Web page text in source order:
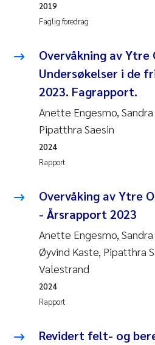
Sigrid Haande
Susanne Claudia
Sabine Marty
Elisabeth Støhle Rødland
Jonny Beyer
Nathalie Marquesin-
Synne Authén Andresen
Sophie Mentzel
Faglig foredrag
2019
Overvåkning av
Undersøkelser i de
2023. Fagrapport.
Anette Engesmo,
Pipatthra Saesin
Rapport
2024
Overvåking av Ytre
- Årsrapport 2023
Anette Engesmo,
Øyvind Kaste, Pipatthra
Valestrand
Rapport
2024
Revidert felt- og